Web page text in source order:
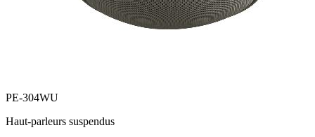
PE-304WU
Haut-parleurs suspendus